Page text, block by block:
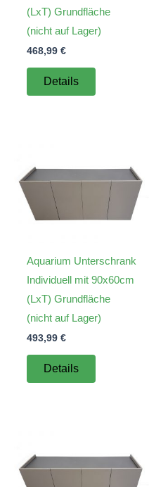
(LxT) Grundfläche
(nicht auf Lager)
468,99 €
Details
Aquarium Unterschrank
Individuell mit 90x60cm
(LxT) Grundfläche
(nicht auf Lager)
493,99 €
Details